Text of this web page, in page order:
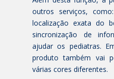
outros serviços,
localização exata do
sincronização de
ajudar os pediatras.
produto também vai
várias cores diferentes.